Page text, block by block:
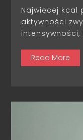
Najwięcej kcal
aktywności
intensywności,
Read More